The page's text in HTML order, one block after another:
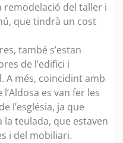
remodelació del taller i
que tindrà un cost
també s’estan
de l’edifici i
A més, coincidint amb
es van fer les
l’església, ja que
la teulada, que estaven
i del mobiliari.